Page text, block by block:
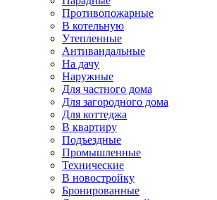
Противопожарные
В котельную
Утепленные
Антивандальные
На дачу
Наружные
Для частного дома
Для загородного дома
Для коттеджа
В квартиру
Подъездные
Промышленные
Технические
В новостройку
Бронированные